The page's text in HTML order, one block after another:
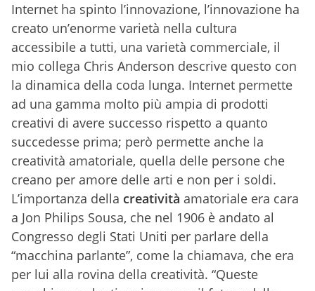
Internet ha spinto l’innovazione, l’innovazione ha
creato un’enorme varietà nella cultura
accessibile a tutti, una varietà commerciale, il
mio collega Chris Anderson descrive questo con
la dinamica della coda lunga. Internet permette
ad una gamma molto più ampia di prodotti
creativi di avere successo rispetto a quanto
succedesse prima; però permette anche la
creatività amatoriale, quella delle persone che
creano per amore delle arti e non per i soldi.
L’importanza della creatività amatoriale era cara
a Jon Philips Sousa, che nel 1906 è andato al
Congresso degli Stati Uniti per parlare della
“macchina parlante”, come la chiamava, che era
per lui alla rovina della creatività. “Queste